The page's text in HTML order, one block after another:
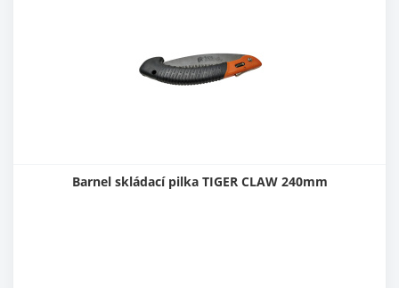
Barnel skládací pilka TIGER CLAW 240mm